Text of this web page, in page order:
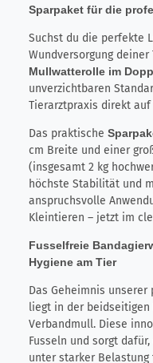
Sparpaket für die
Suchst du die perfekte
Wundversorgung
Mullwatterolle im
unverzichtbaren
Tierarztpraxis direkt auf
Das praktische
cm Breite und einer
(insgesamt 2 kg
höchste Stabilität und
anspruchsvolle
Kleintieren – jetzt im
Fusselfreie
Hygiene am Tier
Das Geheimnis
liegt in der beidseitigen
Verbandmull. Diese
Fusseln und sorgt
unter starker